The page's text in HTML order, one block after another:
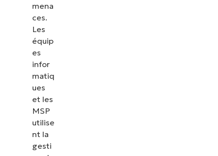
mena
ces.
Les
équip
es
infor
matiq
ues
et les
MSP
utilise
nt la
gesti